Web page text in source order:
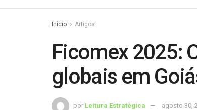
Início Artigos
Ficomex 2025:
globais em
por Leitura Estratégica agosto 30,